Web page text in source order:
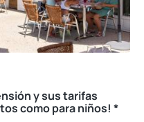
y sus tarifas
como para niños! *